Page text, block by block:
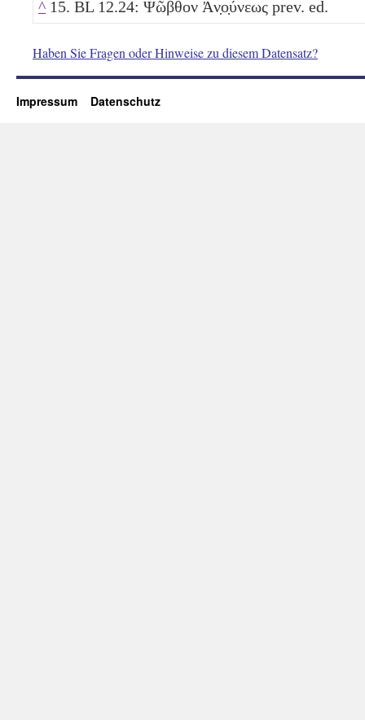
^ 15. BL 12.24: Ψῶβθον Ἀν̣ο̣ύνεως prev. ed.
Haben Sie Fragen oder Hinweise zu diesem Datensatz?
Impressum Datenschutz